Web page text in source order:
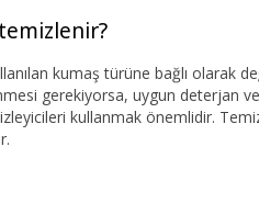
kumaş türüne bağlı olarak
gerekiyorsa, uygun deterjan
kullanmak önemlidir.